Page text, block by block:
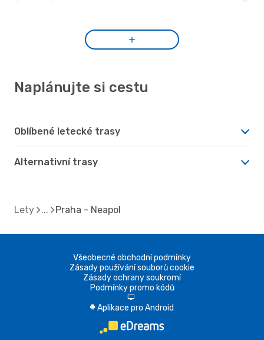
Naplánujte si cestu
Oblíbené letecké trasy
Alternativní trasy
Lety Praha - Neapol
Všeobecné obchodní podmínky
Zásady používání souborů cookie
Zásady ochrany soukromí
Podmínky promo kódů
d
A Aplikace pro Android